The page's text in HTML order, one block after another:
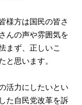
様方は国民の皆さ
んの声や雰囲気を
まず、正しいこ
と思います。
活力にしたいとい
た自民党改革を訴